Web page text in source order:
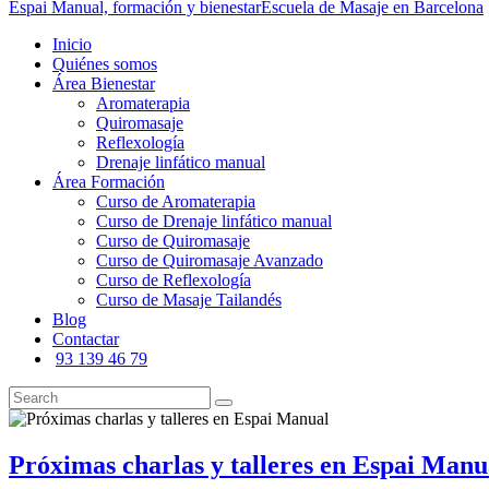
Espai Manual, formación y bienestarEscuela de Masaje en Barcelona
Inicio
Quiénes somos
Área Bienestar
Aromaterapia
Quiromasaje
Reflexología
Drenaje linfático manual
Área Formación
Curso de Aromaterapia
Curso de Drenaje linfático manual
Curso de Quiromasaje
Curso de Quiromasaje Avanzado
Curso de Reflexología
Curso de Masaje Tailandés
Blog
Contactar
93 139 46 79
Próximas charlas y talleres en Espai